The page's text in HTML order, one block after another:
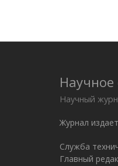
Научный
Журнал
Служба
Главный